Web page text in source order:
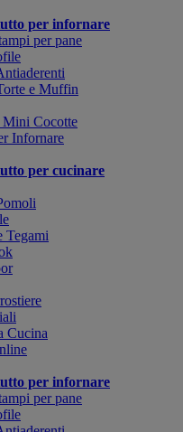
per infornare
per pane
e Muffin
Mini Cocotte
Infornare
per cucinare
Tegami
Cucina
per infornare
per pane